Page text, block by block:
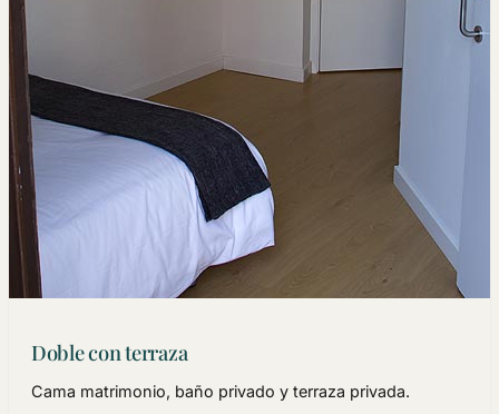
Doble con terraza
Cama matrimonio, baño privado y terraza privada.